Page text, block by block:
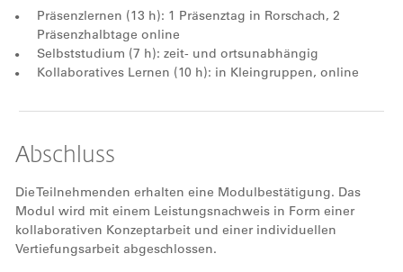
Präsenzlernen (13 h): 1 Präsenztag in Rorschach, 2
Präsenzhalbtage online
Selbststudium (7 h): zeit- und ortsunabhängig
Kollaboratives Lernen (10 h): in Kleingruppen, online
Abschluss
Die Teilnehmenden erhalten eine Modulbestätigung. Das
Modul wird mit einem Leistungsnachweis in Form einer
kollaborativen Konzeptarbeit und einer individuellen
Vertiefungsarbeit abgeschlossen.